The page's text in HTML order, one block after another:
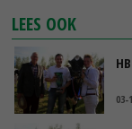
LEES OOK
03-